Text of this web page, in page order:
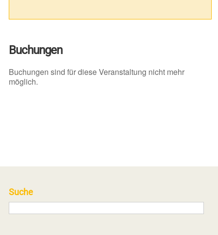
Buchungen
Buchungen sind für diese Veranstaltung nicht mehr
möglich.
Suche